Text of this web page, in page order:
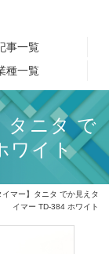
事一覧
種一覧
タニタ で
ワイト
マー】タニタ でか見えタ
イマー TD-384 ホワイト